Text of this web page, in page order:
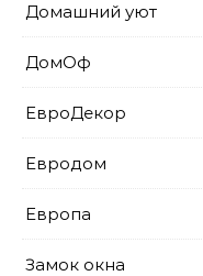
Домашний уют
ДомОф
ЕвроДекор
Евродом
Европа
Замок окна